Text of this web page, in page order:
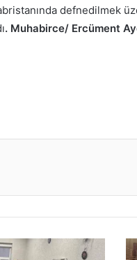
defnedilmek
. Muhabirce/ Ercüment